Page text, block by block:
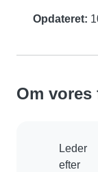
Opdateret:
Om vores
Leder
efter